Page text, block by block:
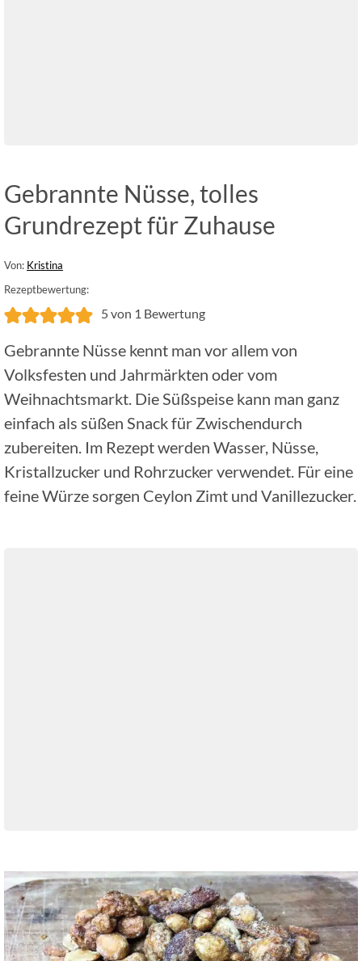
Gebrannte Nüsse, tolles
Grundrezept für Zuhause
Von: Kristina
Rezeptbewertung:
5von 1 Bewertung
Gebrannte Nüsse kennt man vor allem von
Volksfesten und Jahrmärkten oder vom
Weihnachtsmarkt. Die Süßspeise kann man ganz
einfach als süßen Snack für Zwischendurch
zubereiten. Im Rezept werden Wasser, Nüsse,
Kristallzucker und Rohrzucker verwendet. Für eine
feine Würze sorgen Ceylon Zimt und Vanillezucker.